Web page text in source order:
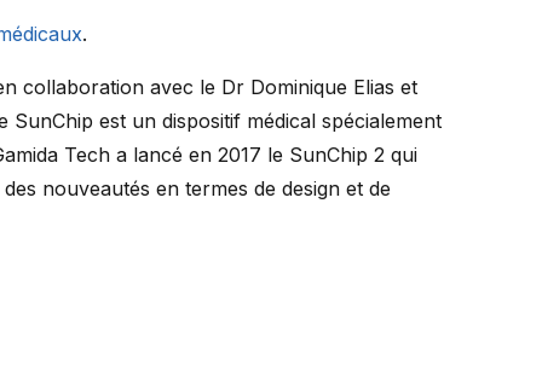
.
collaboration avec le Dr Dominique Elias et
SunChip est un dispositif médical spécialement
Tech a lancé en 2017 le SunChip 2 qui
nouveautés en termes de design et de